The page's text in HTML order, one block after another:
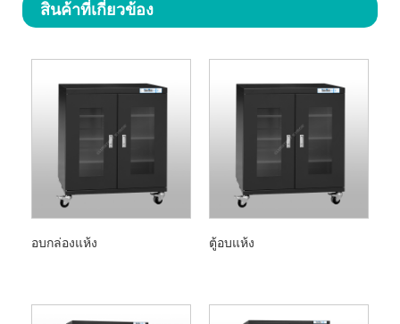
สินค้าที่เกี่ยวข้อง
อบกล่องแห้ง ตู้อบแห้ง